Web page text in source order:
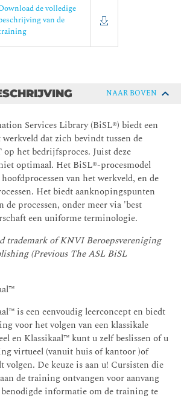
de volledige
van de
NAAR BOVEN
Services Library (BiSL®) biedt een
dat zich bevindt tussen de
het bedrijfsproces. Juist deze
optimaal. Het BiSL®-procesmodel
van het werkveld, en de
Het biedt aanknopingspunten
de processen, onder meer via 'best
een uniforme terminologie.
trademark of KNVI Beroepsvereniging
(Previous The ASL BiSL
is een eenvoudig leerconcept en biedt
voor het volgen van een klassikale
en Klassikaal™ kunt u zelf beslissen of u
virtueel (vanuit huis of kantoor )of
De keuze is aan u! Cursisten die
de training ontvangen voor aanvang
informatie om de training te